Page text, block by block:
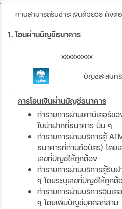
ท่านสามารถรับชำระเงินด้วยวิธี ดังต่
1. โอนผ่านบัญชีธนาคาร
บัญชีสะสมท
xxxxxxxxx
การโอนเงินผ่านบัญชีธนาคาร
ทำรายการผ่านเคาน์เตอร์ข
ใบนำฝากที่ธนาคาร นั้น ๆ
ทำรายการผ่านบริการตู้
ธนาคารที่ท่านถือบัตร) โดย
เลขที่บัญชีให้ถูกต้อง
ทำรายการผ่านบริการตู้รับ
ๆ โดยระบุเลขที่บัญชีให้ถูกต้
ทำรายการผ่านบริการอินเ
ๆ โดยเพิ่มบัญชีบุคคลที่สาม